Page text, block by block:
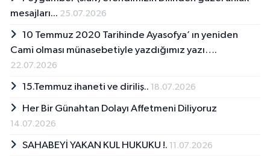
mesajları... 25.07.2026
10 Temmuz 2020 Tarihinde Ayasofya’ ın yeniden
Cami olması münasebetiyle yazdığımız yazı….
22.07.2026
15.Temmuz ihaneti ve diriliş.. 18.07.2026
Her Bir Günahtan Dolayı Affetmeni Diliyoruz
14.07.2026
SAHABEYİ YAKAN KUL HUKUKU !. 11.07.2026